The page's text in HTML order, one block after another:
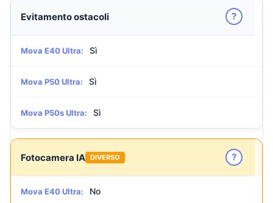
Evitamento ostacoli ?
Mova E40 Ultra: Sì
Mova P50 Ultra: Sì
Mova P50s Ultra: Sì
Fotocamera IA DIVERSO ?
Mova E40 Ultra: No